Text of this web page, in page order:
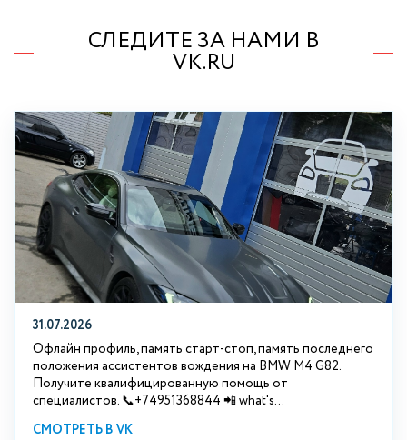
СЛЕДИТЕ ЗА НАМИ В
VK.RU
31.07.2026
Офлайн профиль, память старт-стоп, память последнего
положения ассистентов вождения на BMW М4 G82.
Получите квалифицированную помощь от
специалистов. 📞+74951368844 📲 what's...
СМОТРЕТЬ В VK